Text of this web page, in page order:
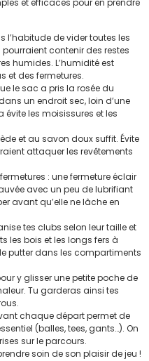
et efficaces pour en prendre
l’habitude de vider toutes les
contenir des restes
humides. L’humidité est
et des fermetures.
le sac a pris la rosée du
un endroit sec, loin d’une
les moisissures et les
et au savon doux suffit. Évite
attaquer les revêtements
: une fermeture éclair
avec un peu de lubrifiant
avant qu’elle ne lâche en
tes clubs selon leur taille et
les bois et les longs fers à
putter dans les compartiments
y glisser une petite poche de
Tu garderas ainsi tes
chaque départ permet de
(balles, tees, gants…). On
sur le parcours.
soin de son plaisir de jeu !